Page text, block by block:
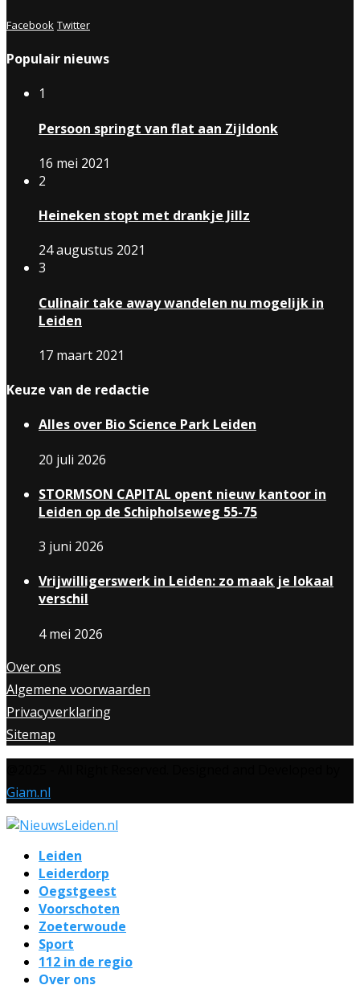
Facebook Twitter
Populair nieuws
1
Persoon springt van flat aan Zijldonk
16 mei 2021
2
Heineken stopt met drankje Jillz
24 augustus 2021
3
Culinair take away wandelen nu mogelijk in
Leiden
17 maart 2021
Keuze van de redactie
Alles over Bio Science Park Leiden
20 juli 2026
STORMSON CAPITAL opent nieuw kantoor in
Leiden op de Schipholseweg 55-75
3 juni 2026
Vrijwilligerswerk in Leiden: zo maak je lokaal
verschil
4 mei 2026
Over ons
Algemene voorwaarden
Privacyverklaring
Sitemap
Giam.nl
Leiden
Leiderdorp
Oegstgeest
Voorschoten
Zoeterwoude
Sport
112 in de regio
Over ons